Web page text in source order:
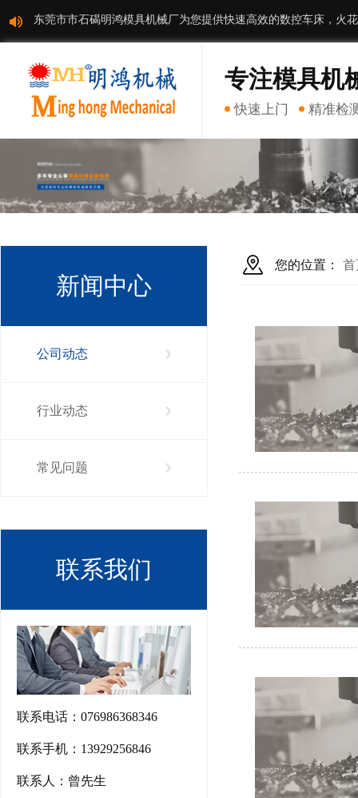
东莞市市石碣明鸿模具机械厂为您提供快速高效的数控车床，火
专注模具机
快速上门 精准检
新闻中心
公司动态
行业动态
常见问题
联系我们
联系电话：076986368346
联系手机：13929256846
联系人：曾先生
您的位置： 首